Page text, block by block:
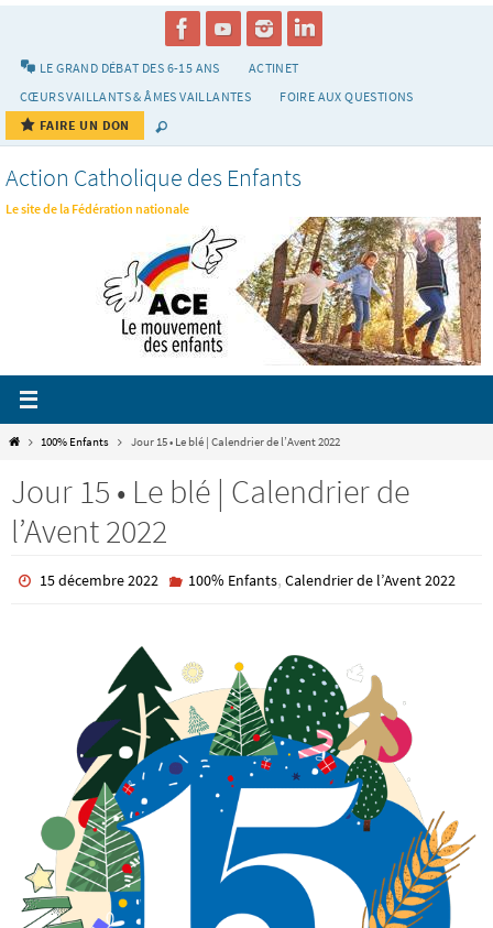
LE GRAND DÉBAT DES 6-15 ANS
ACTINET
CŒURS VAILLANTS & ÂMES VAILLANTES
FOIRE AUX QUESTIONS
FAIRE UN DON
Action Catholique des Enfants
Le site de la Fédération nationale
Home100% Enfants Jour 15 • Le blé | Calendrier de l’Avent 2022
Jour 15 • Le blé | Calendrier de
l’Avent 2022
15 décembre 2022 100% Enfants, Calendrier de l’Avent 2022